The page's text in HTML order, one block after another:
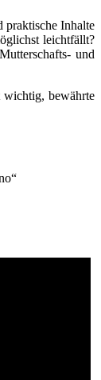
praktische Inhalte
leichtfällt?
und
wichtig, bewährte